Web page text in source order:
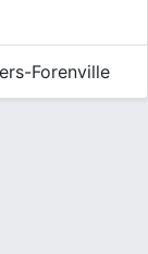
Forenville